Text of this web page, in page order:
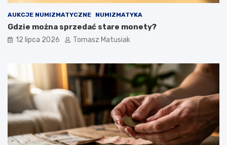
AUKCJE NUMIZMATYCZNE NUMIZMATYKA
Gdzie można sprzedać stare monety?
12 lipca 2026 Tomasz Matusiak